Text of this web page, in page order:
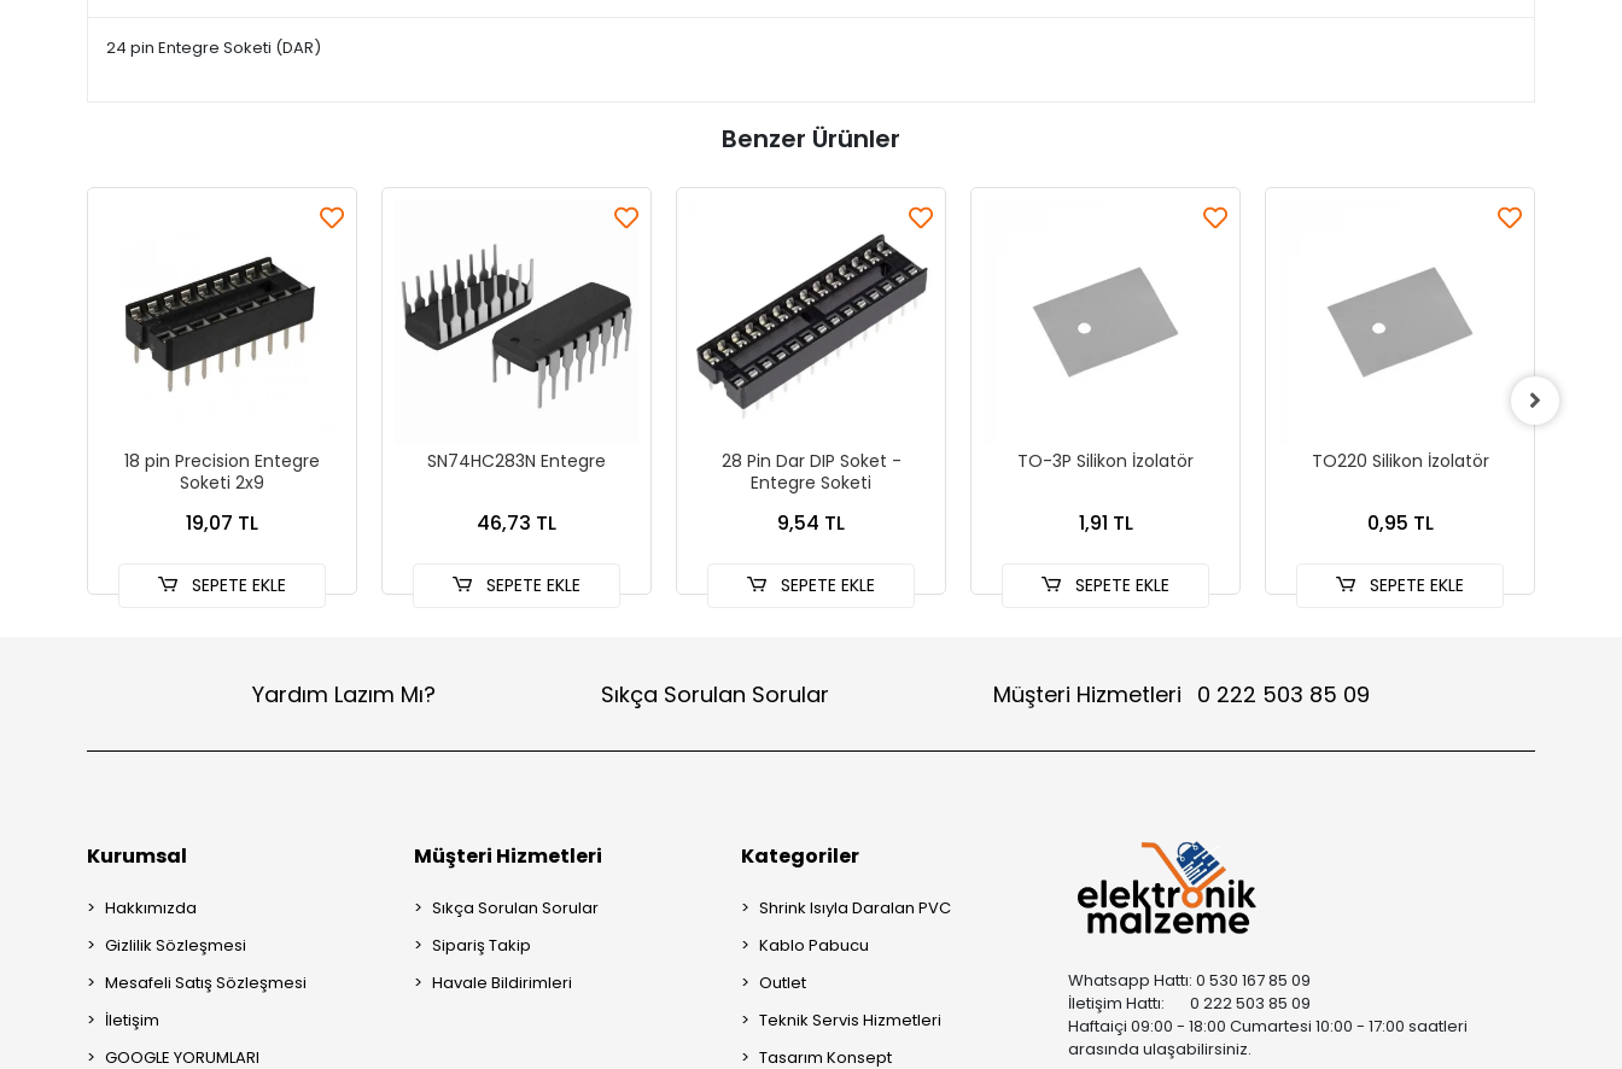
24 pin Entegre Soketi (DAR)
Benzer Ürünler
18 pin Precision Entegre
Soketi 2x9
19,07 TL
SEPETE EKLE
SN74HC283N Entegre
46,73 TL
SEPETE EKLE
28 Pin Dar DIP Soket -
Entegre Soketi
9,54 TL
SEPETE EKLE
TO-3P Silikon İzolatör
1,91 TL
SEPETE EKLE
TO220 Silikon İzolatör
0,95 TL
SEPETE EKLE
Yardım Lazım Mı? Sıkça Sorulan Sorular Müşteri Hizmetleri 0 222 503 85 09
Kurumsal
Hakkımızda
Gizlilik Sözleşmesi
Mesafeli Satış Sözleşmesi
İletişim
GOOGLE YORUMLARI
Müşteri Hizmetleri
Sıkça Sorulan Sorular
Sipariş Takip
Havale Bildirimleri
Kategoriler
Shrink Isıyla Daralan PVC
Kablo Pabucu
Outlet
Teknik Servis Hizmetleri
Tasarım Konsept
Whatsapp Hattı: 0 530 167 85 09
İletişim Hattı: 0 222 503 85 09
Haftaiçi 09:00 - 18:00 Cumartesi 10:00 - 17:00 saatleri
arasında ulaşabilirsiniz.